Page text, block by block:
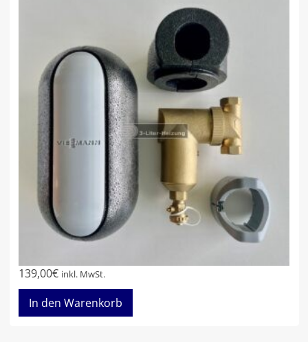
139,00€ inkl. MwSt.
In den Warenkorb